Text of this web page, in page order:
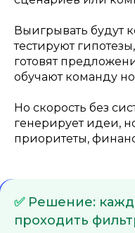
Выигрывать будут
тестируют
готовят
обучают команду
Но скорость без
генерирует идеи,
приоритеты,
✅ Решение:
проходить